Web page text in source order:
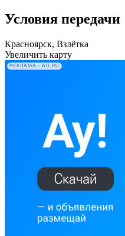
Условия передачи
Красноярск, Взлётка
Увеличить карту
РЕКЛАМА • AU.RU